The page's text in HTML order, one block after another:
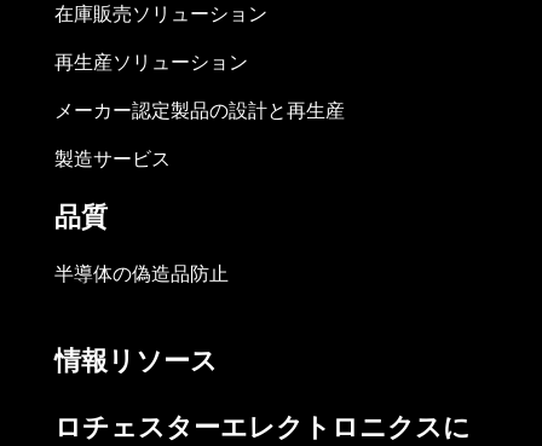
在庫販売ソリューション
再生産ソリューション
メーカー認定製品の設計と再生産
製造サービス
品質
半導体の偽造品防止
情報リソース
ロチェスターエレクトロニクスに